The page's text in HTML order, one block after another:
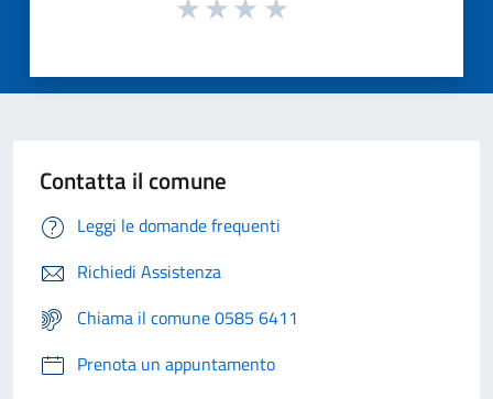
Contatta il comune
Leggi le domande frequenti
Richiedi Assistenza
Chiama il comune 0585 6411
Prenota un appuntamento